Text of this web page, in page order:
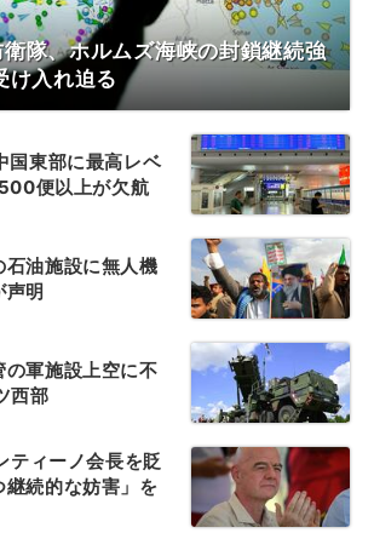
隊、ホルムズ海峡の封鎖継続強
け入れ迫る
国東部に最高レベ
便以上が欠航
油施設に無人機
声明
軍施設上空に不
西部
ティーノ会長を貶
続的な妨害」を